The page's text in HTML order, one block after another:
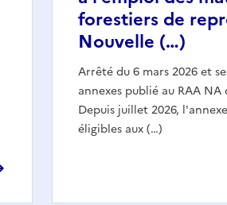
forestiers de
Nouvelle (…)
Arrêté du 6 mars 2026 et
annexes publié au RAA NA
Depuis juillet 2026,
éligibles aux (…)